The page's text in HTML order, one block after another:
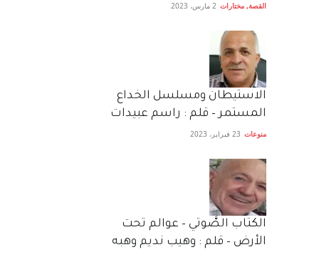
القصة, مختارات 2 مارس، 2023
الاستيطان ومسلسل الخداع
المستمر – قلم : راسم عبيدات
منوعات 23 فبراير، 2023
الكتاب الصَّوتي – عوالم تحت
الأرض – قلم : وهيب نديم وهبه